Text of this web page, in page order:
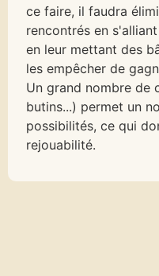
ce faire, il faudra
rencontrés en
en leur mettant des
les empêcher de
Un grand nombre de
butins...) permet un
possibilités, ce qui
rejouabilité.